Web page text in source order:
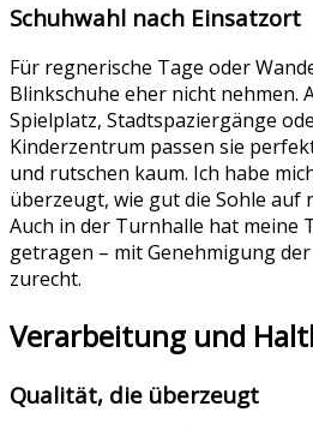
Schuhwahl nach Einsatzort
Für regnerische Tage oder
Blinkschuhe eher nicht nehmen.
Spielplatz, Stadtspaziergänge
Kinderzentrum passen sie
und rutschen kaum. Ich habe
überzeugt, wie gut die Sohle auf
Auch in der Turnhalle hat meine
getragen – mit Genehmigung
zurecht.
Verarbeitung und
Qualität, die überzeugt